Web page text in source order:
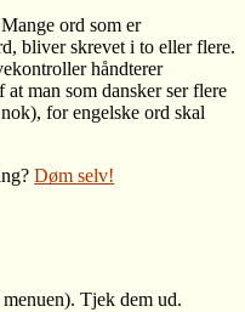
ord som er
bliver skrevet i to eller flere.
håndterer
man som dansker ser flere
for engelske ord skal
Døm selv!
Tjek dem ud.